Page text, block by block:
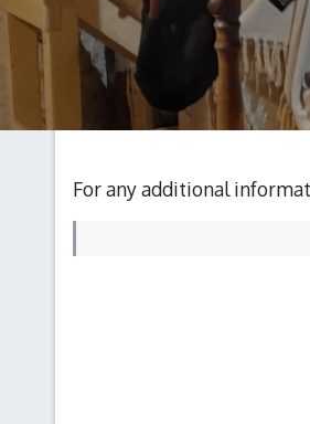
For any additional